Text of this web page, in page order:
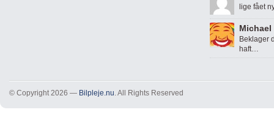
lige fået
Michael
Beklager
haft…
© Copyright 2026 — Bilpleje.nu. All Rights Reserved